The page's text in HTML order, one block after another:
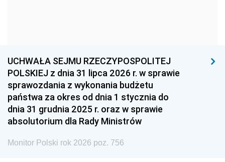
1939 1938 1937
1936 1930
UCHWAŁA SEJMU RZECZYPOSPOLITEJ
POLSKIEJ z dnia 31 lipca 2026 r. w sprawie
sprawozdania z wykonania budżetu
państwa za okres od dnia 1 stycznia do
dnia 31 grudnia 2025 r. oraz w sprawie
absolutorium dla Rady Ministrów
Monitor Polski rok 2026 poz. 756